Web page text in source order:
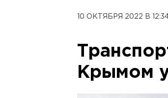
10 ОКТЯБРЯ 2022 В
Крымом